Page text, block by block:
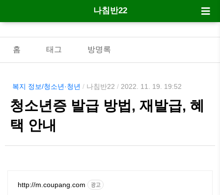
나침반22
홈 태그 방명록
복지 정보/청소년·청년 / 나침반22 / 2022. 11. 19. 19:52
청소년증 발급 방법, 재발급, 혜
택 안내
http://m.coupang.com 광고